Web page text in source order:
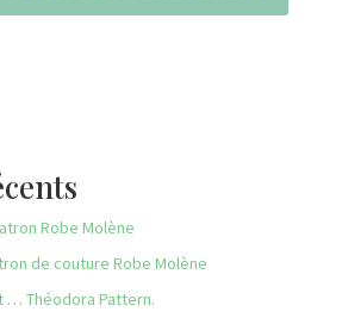
Robe Molène
de couture Robe Molène
… Théodora Pattern.